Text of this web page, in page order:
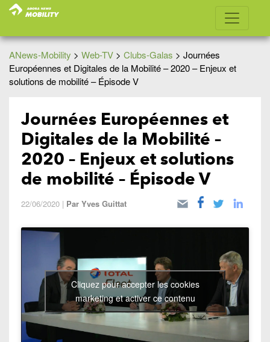
ANews-Mobility > Web-TV > Clubs-Galas > Journées
Européennes et Digitales de la Mobilité – 2020 – Enjeux et
solutions de mobilité – Épisode V
Journées Européennes et
Digitales de la Mobilité –
2020 – Enjeux et solutions
de mobilité – Épisode V
22/06/2020 | Par Yves Guittat
Cliquez pour accepter les cookies
marketing et activer ce contenu